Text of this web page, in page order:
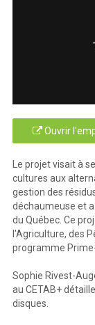
Ouvrir
Le projet visait à
cultures aux
gestion des
déchaumeuse et
du Québec. Ce
l'Agriculture, des
programme
Sophie Rivest-
au CETAB+
disques.